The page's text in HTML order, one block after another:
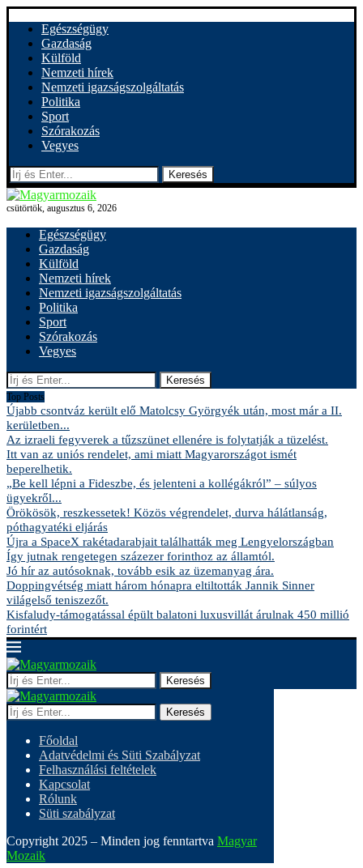
Egészségügy
Gazdaság
Külföld
Nemzeti hírek
Nemzeti igazságszolgáltatás
Politika
Sport
Szórakozás
Vegyes
Keresés
csütörtök, augusztus 6, 2026
Egészségügy
Gazdaság
Külföld
Nemzeti hírek
Nemzeti igazságszolgáltatás
Politika
Sport
Szórakozás
Vegyes
Keresés
Top Posts
Újabb csontváz került elő Matolcsy Györgyék után, most már a II.
kerületben...
Az izraeli fegyverek a tűzszünet ellenére is folytatják a tüzelést.
Itt van az uniós rendelet, ami miatt Magyarországot ismét
beperelhetik.
„Be kell lépni a Fideszbe, és jelenteni a kollégákról” – súlyos
ügyekről...
Örökösök, reszkessetek! Közös végrendelet, durva hálátlanság,
póthagyatéki eljárás
Újra a SpaceX rakétadarabjait találhatták meg Lengyelországban
Így jutnak rengetegen százezer forinthoz az államtól.
Jó hír az autósoknak, tovább esik az üzemanyag ára.
Doppingvétség miatt három hónapra eltiltották Jannik Sinner
világelső teniszezőt.
Kisfaludy-támogatással épült balatoni luxusvillát árulnak 450 millió
forintért
Keresés
Keresés
Főoldal
Adatvédelmi és Süti Szabályzat
Felhasználási feltételek
Kapcsolat
Rólunk
Süti szabályzat
Copyright 2025 – Minden jog fenntartva Magyar
Mozaik